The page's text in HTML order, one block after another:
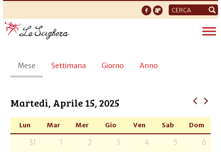
Form
di
ricerca
Schede
primarie
Mese (scheda
attiva)
Settimana Giorno Anno
Martedì, Aprile 15, 2025
Lun Mar Mer Gio Ven Sab Dom
31 1 2 3 4 5 6